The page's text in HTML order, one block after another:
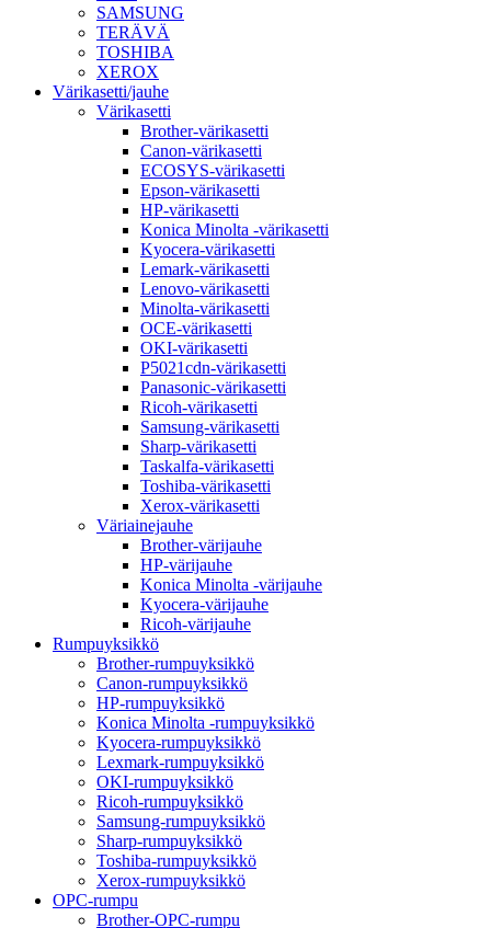
SAMSUNG
TERÄVÄ
TOSHIBA
XEROX
Värikasetti/jauhe
Värikasetti
Brother-värikasetti
Canon-värikasetti
ECOSYS-värikasetti
Epson-värikasetti
HP-värikasetti
Konica Minolta -värikasetti
Kyocera-värikasetti
Lemark-värikasetti
Lenovo-värikasetti
Minolta-värikasetti
OCE-värikasetti
OKI-värikasetti
P5021cdn-värikasetti
Panasonic-värikasetti
Ricoh-värikasetti
Samsung-värikasetti
Sharp-värikasetti
Taskalfa-värikasetti
Toshiba-värikasetti
Xerox-värikasetti
Väriainejauhe
Brother-värijauhe
HP-värijauhe
Konica Minolta -värijauhe
Kyocera-värijauhe
Ricoh-värijauhe
Rumpuyksikkö
Brother-rumpuyksikkö
Canon-rumpuyksikkö
HP-rumpuyksikkö
Konica Minolta -rumpuyksikkö
Kyocera-rumpuyksikkö
Lexmark-rumpuyksikkö
OKI-rumpuyksikkö
Ricoh-rumpuyksikkö
Samsung-rumpuyksikkö
Sharp-rumpuyksikkö
Toshiba-rumpuyksikkö
Xerox-rumpuyksikkö
OPC-rumpu
Brother-OPC-rumpu